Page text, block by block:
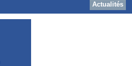
Actualités